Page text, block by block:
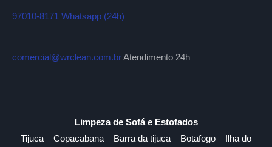
97010-8171 Whatsapp (24h)
comercial@wrclean.com.brAtendimento 24h
Limpeza de Sofá e Estofados
Tijuca – Copacabana – Barra da tijuca – Botafogo – Ilha do